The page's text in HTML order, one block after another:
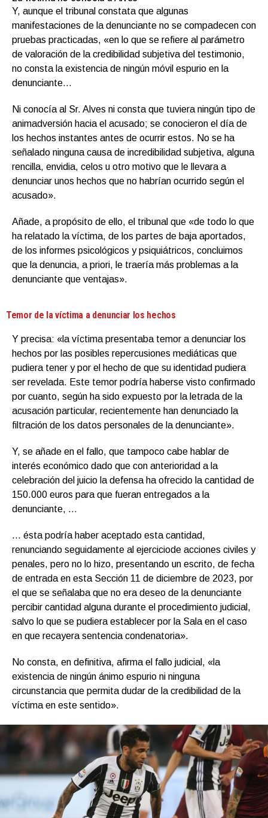
Y, aunque el tribunal constata que algunas
manifestaciones de la denunciante no se compadecen con
pruebas practicadas, «en lo que se refiere al parámetro
de valoración de la credibilidad subjetiva del testimonio,
no consta la existencia de ningún móvil espurio en la
denunciante…
Ni conocía al Sr. Alves ni consta que tuviera ningún tipo de
animadversión hacia el acusado; se conocieron el día de
los hechos instantes antes de ocurrir estos. No se ha
señalado ninguna causa de incredibilidad subjetiva, alguna
rencilla, envidia, celos u otro motivo que le llevara a
denunciar unos hechos que no habrían ocurrido según el
acusado».
Añade, a propósito de ello, el tribunal que «de todo lo que
ha relatado la víctima, de los partes de baja aportados,
de los informes psicológicos y psiquiátricos, concluimos
que la denuncia, a priori, le traería más problemas a la
denunciante que ventajas».
Temor de la víctima a denunciar los hechos
Y precisa: «la víctima presentaba temor a denunciar los
hechos por las posibles repercusiones mediáticas que
pudiera tener y por el hecho de que su identidad pudiera
ser revelada. Este temor podría haberse visto confirmado
por cuanto, según ha sido expuesto por la letrada de la
acusación particular, recientemente han denunciado la
filtración de los datos personales de la denunciante».
Y, se añade en el fallo, que tampoco cabe hablar de
interés económico dado que con anterioridad a la
celebración del juicio la defensa ha ofrecido la cantidad de
150.000 euros para que fueran entregados a la
denunciante, …
… ésta podría haber aceptado esta cantidad,
renunciando seguidamente al ejerciciode acciones civiles y
penales, pero no lo hizo, presentando un escrito, de fecha
de entrada en esta Sección 11 de diciembre de 2023, por
el que se señalaba que no era deseo de la denunciante
percibir cantidad alguna durante el procedimiento judicial,
salvo lo que se pudiera establecer por la Sala en el caso
en que recayera sentencia condenatoria».
No consta, en definitiva, afirma el fallo judicial, «la
existencia de ningún ánimo espurio ni ninguna
circunstancia que permita dudar de la credibilidad de la
víctima en este sentido».